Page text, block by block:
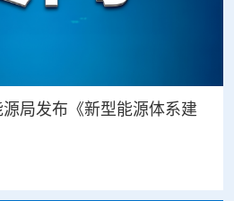
局发布《新型能源体系建